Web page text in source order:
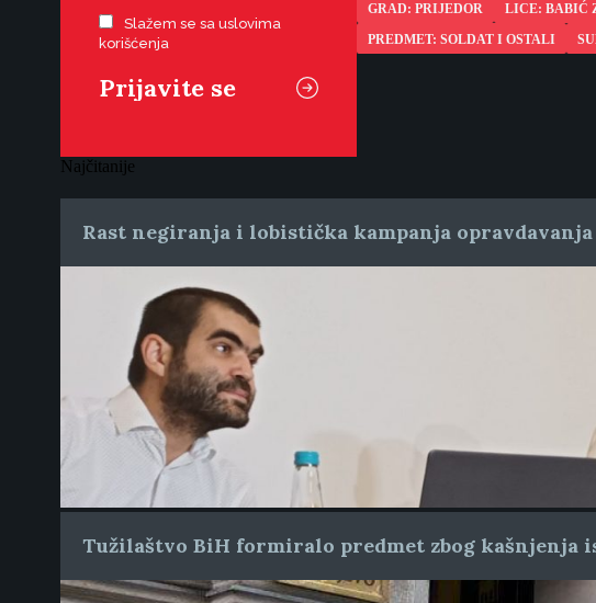
Slažem se sa uslovima
korišćenja
GRAD: PRIJEDOR LICE: BABIĆ
PREDMET: SOLDAT I OSTALI
Najčitanije
Rast negiranja i lobistička kampanja
Tužilaštvo BiH formiralo predmet zbog kašnjenja